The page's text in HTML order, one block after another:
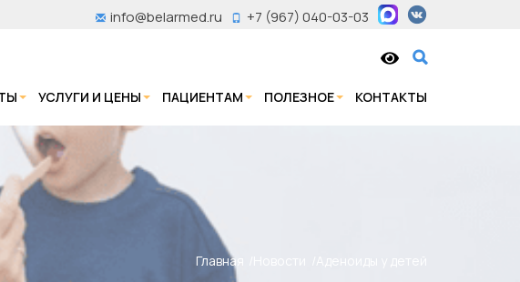
+7 (967) 040-03-03
info@belarmed.ru
УСЛУГИ И ЦЕНЫ ПАЦИЕНТАМ ПОЛЕЗНОЕ КОНТАКТЫ
Главная Аденоиды у детей